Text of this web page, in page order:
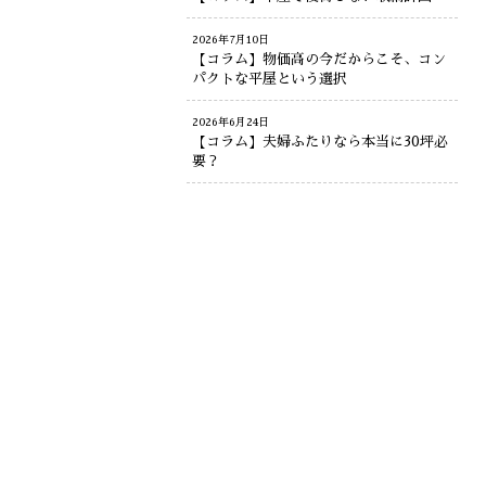
2026年7月10日
【コラム】物価高の今だからこそ、コン
パクトな平屋という選択
2026年6月24日
【コラム】夫婦ふたりなら本当に30坪必
要？